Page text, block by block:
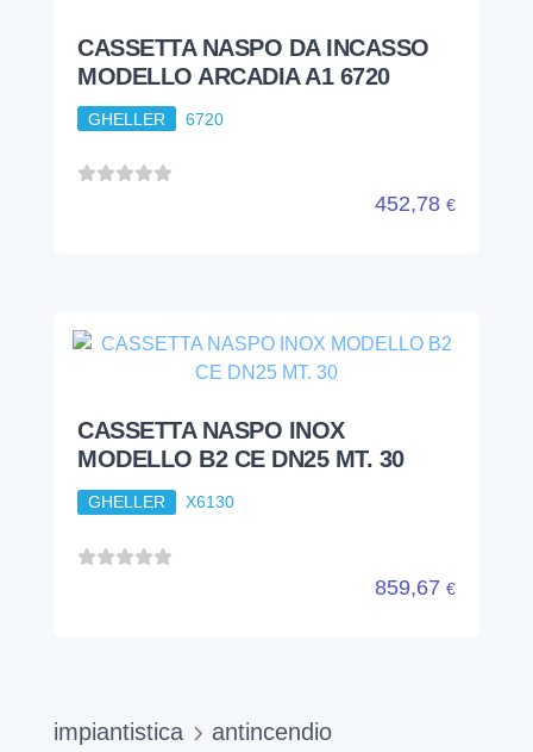
CASSETTA NASPO DA INCASSO
MODELLO ARCADIA A1 6720
GHELLER 6720
452,78 €
CASSETTA NASPO INOX
MODELLO B2 CE DN25 MT. 30
GHELLER X6130
859,67 €
impiantistica
antincendio